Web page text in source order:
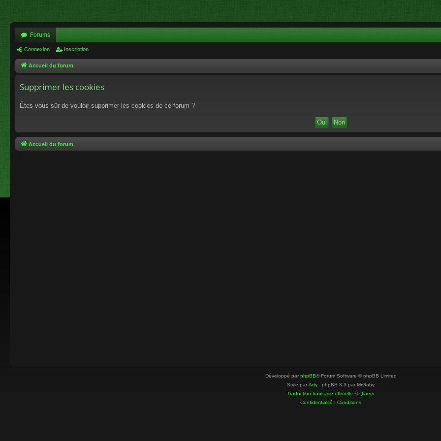
Forums
Connexion Inscription
Accueil du forum
Supprimer les cookies
Êtes-vous sûr de vouloir supprimer les cookies de ce forum ?
Accueil du forum
Développé par phpBB® Forum Software © phpBB Limited
Style par Arty - phpBB 3.3 par MrGaby
Traduction française officielle ©Qiaeru
Confidentialité | Conditions